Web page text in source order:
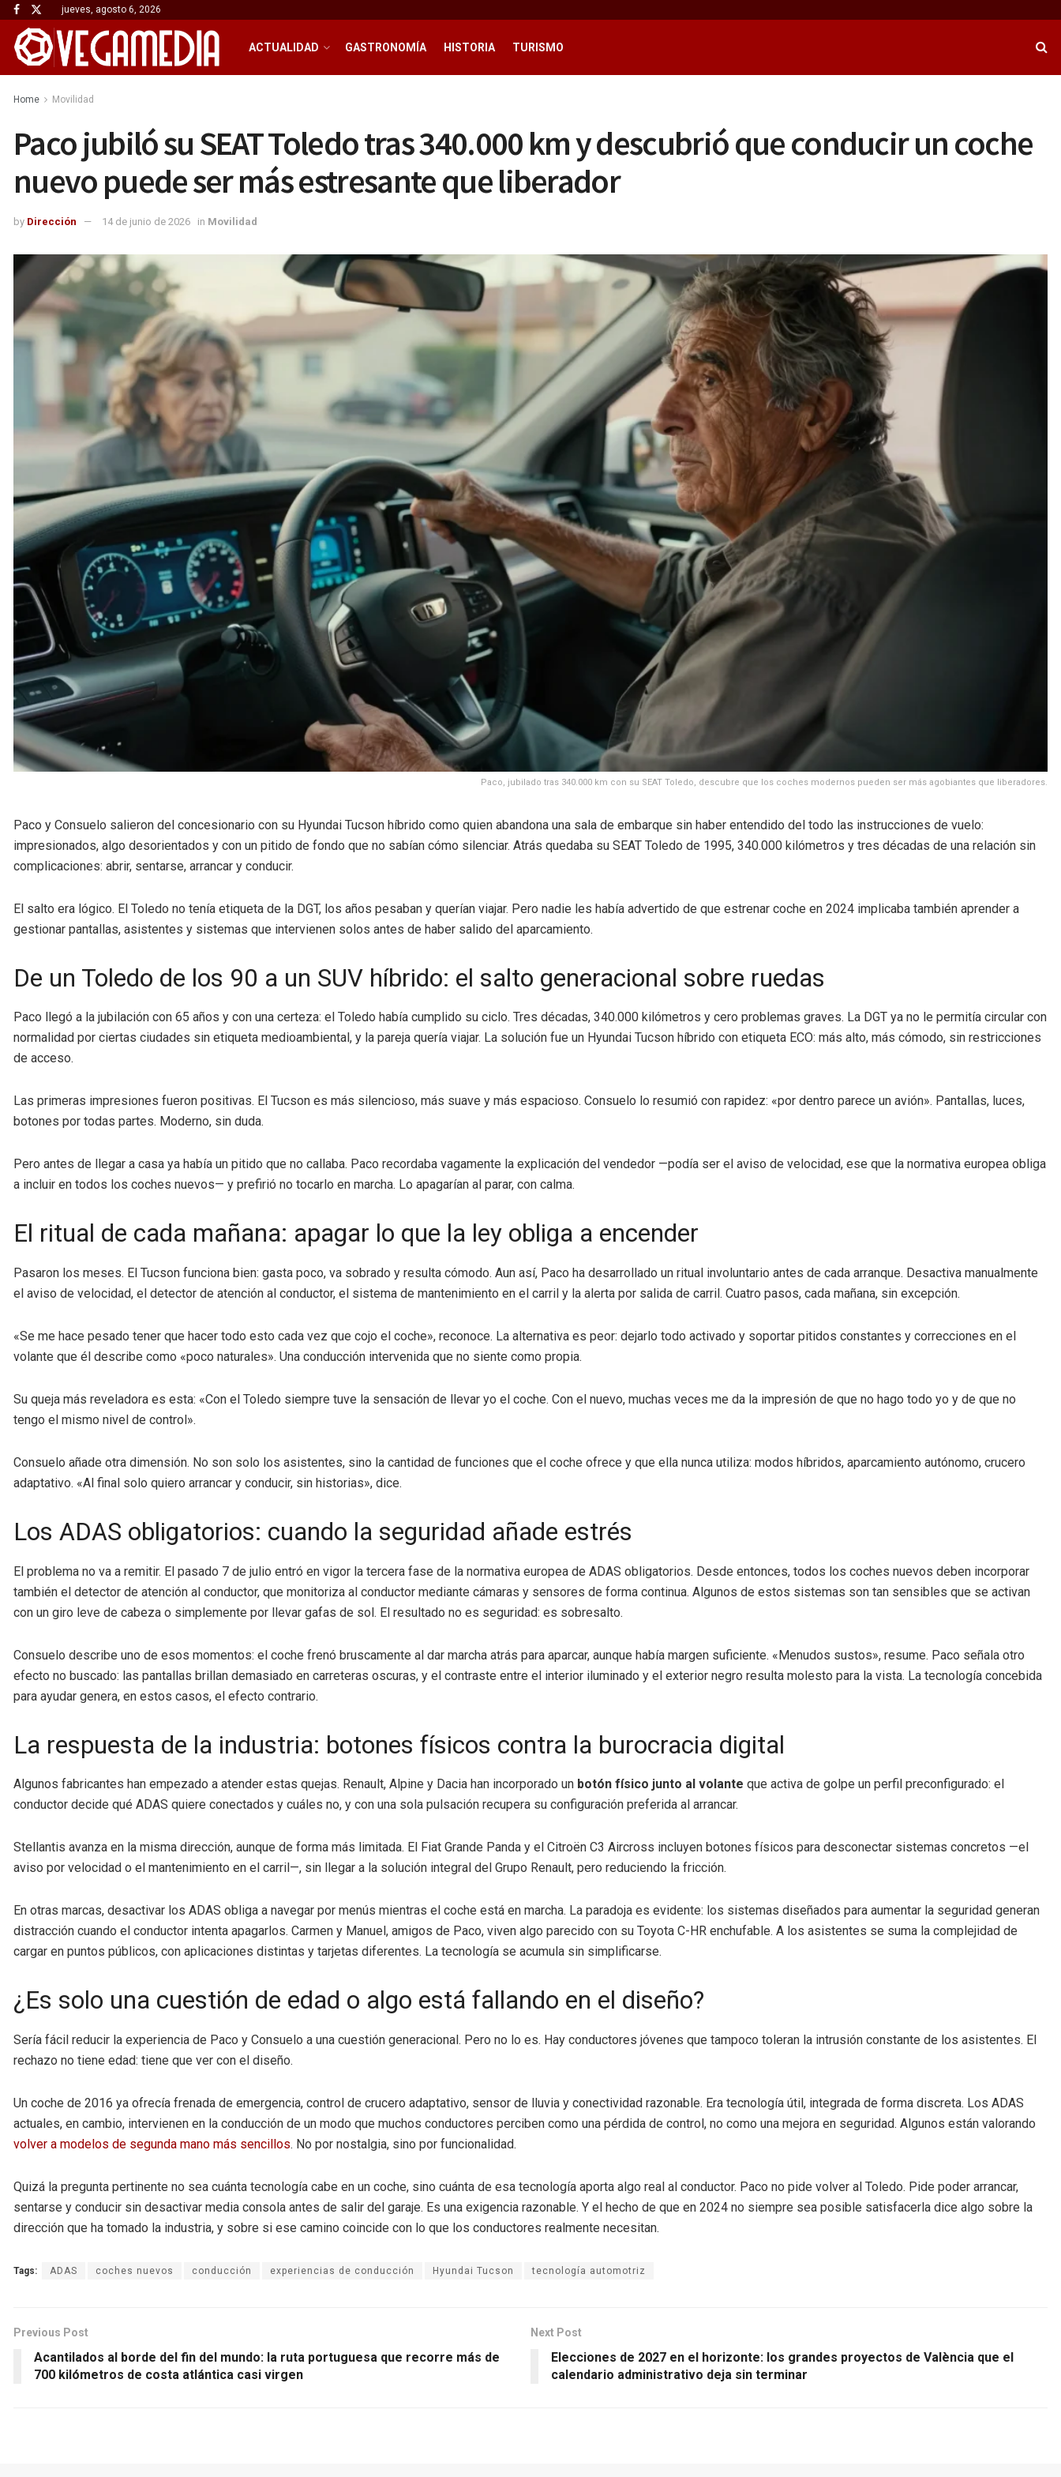
jueves, agosto 6, 2026
ACTUALIDAD GASTRONOMÍA HISTORIA TURISMO
Home Movilidad
Paco jubiló su SEAT Toledo tras 340.000 km y descubrió que conducir un coche
nuevo puede ser más estresante que liberador
by Dirección 14 de junio de 2026 in Movilidad
Paco, jubilado tras 340.000 km con su SEAT Toledo, descubre que los coches modernos pueden ser más agobiantes que liberadores.
Paco y Consuelo salieron del concesionario con su Hyundai Tucson híbrido como quien abandona una sala de embarque sin haber entendido del todo las instrucciones de vuelo:
impresionados, algo desorientados y con un pitido de fondo que no sabían cómo silenciar. Atrás quedaba su SEAT Toledo de 1995, 340.000 kilómetros y tres décadas de una relación sin
complicaciones: abrir, sentarse, arrancar y conducir.
El salto era lógico. El Toledo no tenía etiqueta de la DGT, los años pesaban y querían viajar. Pero nadie les había advertido de que estrenar coche en 2024 implicaba también aprender a
gestionar pantallas, asistentes y sistemas que intervienen solos antes de haber salido del aparcamiento.
De un Toledo de los 90 a un SUV híbrido: el salto generacional sobre ruedas
Paco llegó a la jubilación con 65 años y con una certeza: el Toledo había cumplido su ciclo. Tres décadas, 340.000 kilómetros y cero problemas graves. La DGT ya no le permitía circular con
normalidad por ciertas ciudades sin etiqueta medioambiental, y la pareja quería viajar. La solución fue un Hyundai Tucson híbrido con etiqueta ECO: más alto, más cómodo, sin restricciones
de acceso.
Las primeras impresiones fueron positivas. El Tucson es más silencioso, más suave y más espacioso. Consuelo lo resumió con rapidez: «por dentro parece un avión». Pantallas, luces,
botones por todas partes. Moderno, sin duda.
Pero antes de llegar a casa ya había un pitido que no callaba. Paco recordaba vagamente la explicación del vendedor —podía ser el aviso de velocidad, ese que la normativa europea obliga
a incluir en todos los coches nuevos— y prefirió no tocarlo en marcha. Lo apagarían al parar, con calma.
El ritual de cada mañana: apagar lo que la ley obliga a encender
Pasaron los meses. El Tucson funciona bien: gasta poco, va sobrado y resulta cómodo. Aun así, Paco ha desarrollado un ritual involuntario antes de cada arranque. Desactiva manualmente
el aviso de velocidad, el detector de atención al conductor, el sistema de mantenimiento en el carril y la alerta por salida de carril. Cuatro pasos, cada mañana, sin excepción.
«Se me hace pesado tener que hacer todo esto cada vez que cojo el coche», reconoce. La alternativa es peor: dejarlo todo activado y soportar pitidos constantes y correcciones en el
volante que él describe como «poco naturales». Una conducción intervenida que no siente como propia.
Su queja más reveladora es esta: «Con el Toledo siempre tuve la sensación de llevar yo el coche. Con el nuevo, muchas veces me da la impresión de que no hago todo yo y de que no
tengo el mismo nivel de control».
Consuelo añade otra dimensión. No son solo los asistentes, sino la cantidad de funciones que el coche ofrece y que ella nunca utiliza: modos híbridos, aparcamiento autónomo, crucero
adaptativo. «Al final solo quiero arrancar y conducir, sin historias», dice.
Los ADAS obligatorios: cuando la seguridad añade estrés
El problema no va a remitir. El pasado 7 de julio entró en vigor la tercera fase de la normativa europea de ADAS obligatorios. Desde entonces, todos los coches nuevos deben incorporar
también el detector de atención al conductor, que monitoriza al conductor mediante cámaras y sensores de forma continua. Algunos de estos sistemas son tan sensibles que se activan
con un giro leve de cabeza o simplemente por llevar gafas de sol. El resultado no es seguridad: es sobresalto.
Consuelo describe uno de esos momentos: el coche frenó bruscamente al dar marcha atrás para aparcar, aunque había margen suficiente. «Menudos sustos», resume. Paco señala otro
efecto no buscado: las pantallas brillan demasiado en carreteras oscuras, y el contraste entre el interior iluminado y el exterior negro resulta molesto para la vista. La tecnología concebida
para ayudar genera, en estos casos, el efecto contrario.
La respuesta de la industria: botones físicos contra la burocracia digital
Algunos fabricantes han empezado a atender estas quejas. Renault, Alpine y Dacia han incorporado un botón físico junto al volante que activa de golpe un perfil preconfigurado: el
conductor decide qué ADAS quiere conectados y cuáles no, y con una sola pulsación recupera su configuración preferida al arrancar.
Stellantis avanza en la misma dirección, aunque de forma más limitada. El Fiat Grande Panda y el Citroën C3 Aircross incluyen botones físicos para desconectar sistemas concretos —el
aviso por velocidad o el mantenimiento en el carril—, sin llegar a la solución integral del Grupo Renault, pero reduciendo la fricción.
En otras marcas, desactivar los ADAS obliga a navegar por menús mientras el coche está en marcha. La paradoja es evidente: los sistemas diseñados para aumentar la seguridad generan
distracción cuando el conductor intenta apagarlos. Carmen y Manuel, amigos de Paco, viven algo parecido con su Toyota C-HR enchufable. A los asistentes se suma la complejidad de
cargar en puntos públicos, con aplicaciones distintas y tarjetas diferentes. La tecnología se acumula sin simplificarse.
¿Es solo una cuestión de edad o algo está fallando en el diseño?
Sería fácil reducir la experiencia de Paco y Consuelo a una cuestión generacional. Pero no lo es. Hay conductores jóvenes que tampoco toleran la intrusión constante de los asistentes. El
rechazo no tiene edad: tiene que ver con el diseño.
Un coche de 2016 ya ofrecía frenada de emergencia, control de crucero adaptativo, sensor de lluvia y conectividad razonable. Era tecnología útil, integrada de forma discreta. Los ADAS
actuales, en cambio, intervienen en la conducción de un modo que muchos conductores perciben como una pérdida de control, no como una mejora en seguridad. Algunos están valorando
volver a modelos de segunda mano más sencillos. No por nostalgia, sino por funcionalidad.
Quizá la pregunta pertinente no sea cuánta tecnología cabe en un coche, sino cuánta de esa tecnología aporta algo real al conductor. Paco no pide volver al Toledo. Pide poder arrancar,
sentarse y conducir sin desactivar media consola antes de salir del garaje. Es una exigencia razonable. Y el hecho de que en 2024 no siempre sea posible satisfacerla dice algo sobre la
dirección que ha tomado la industria, y sobre si ese camino coincide con lo que los conductores realmente necesitan.
Tags: ADAS coches nuevos conducción experiencias de conducción Hyundai Tucson tecnología automotriz
Previous Post
Acantilados al borde del fin del mundo: la ruta portuguesa que recorre más de
700 kilómetros de costa atlántica casi virgen
Next Post
Elecciones de 2027 en el horizonte: los grandes proyectos de València que el
calendario administrativo deja sin terminar